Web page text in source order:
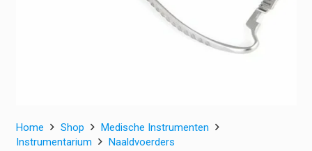
Home Shop
Medische Instrumenten
Instrumentarium
Naaldvoerders